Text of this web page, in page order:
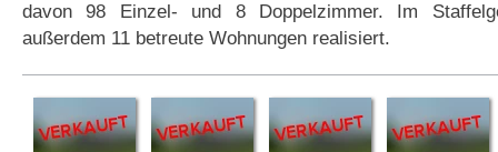
davon 98 Einzel- und 8 Doppelzimmer. Im
außerdem 11 betreute Wohnungen realisiert.